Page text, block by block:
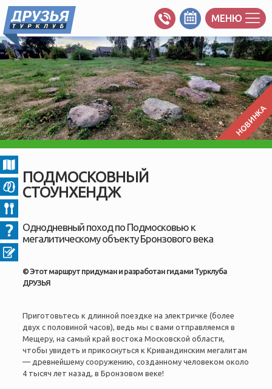
МЕНЮ
НОВИНКА
ПОДМОСКОВНЫЙ
СТОУНХЕНДЖ
Однодневный поход по Подмосковью к
мегалитическому объекту Бронзового века
© Этот маршрут придуман и разработан гидами Турклуба
ДРУЗЬЯ
Приготовьтесь к длинной поездке на электричке (более
двух с половиной часов), ведь мы с вами отправляемся в
Мещеру, на самый край востока Московской области,
чтобы увидеть и прикоснуться к Кривандинским мегалитам
— древнейшему сооружению, созданному человеком около
4 тысяч лет назад, в Бронзовом веке!